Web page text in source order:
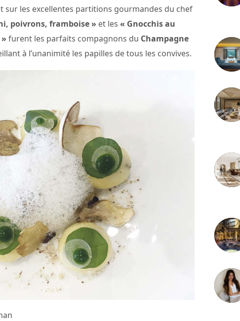
sur les excellentes partitions gourmandes du chef
poivrons, framboise » et les « Gnocchis au
furent les parfaits compagnons du Champagne
à l’unanimité les papilles de tous les convives.